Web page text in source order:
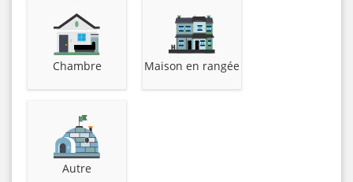
Chambre Maison en rangée
Autre